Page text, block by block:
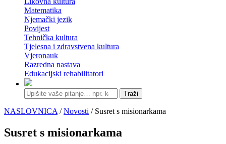
Matematika
Njemački jezik
Povijest
Tehnička kultura
Tjelesna i zdravstvena kultura
Vjeronauk
Razredna nastava
Edukacijski rehabilitatori
Traži
NASLOVNICA /Novosti / Susret s misionarkama
Susret s misionarkama